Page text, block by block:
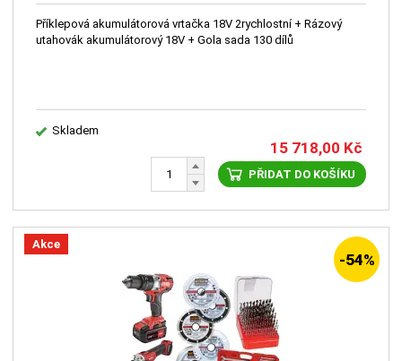
Příklepová akumulátorová vrtačka 18V 2rychlostní + Rázový
utahovák akumulátorový 18V + Gola sada 130 dílů
Skladem
15 718,00 Kč
PŘIDAT DO KOŠÍKU
Akce
-54%